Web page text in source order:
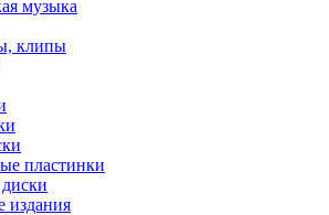
музыка
клипы
пластинки